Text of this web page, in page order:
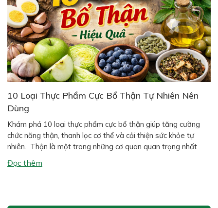
10 Loại Thực Phẩm Cực Bổ Thận Tự Nhiên Nên
Dùng
Khám phá 10 loại thực phẩm cực bổ thận giúp tăng cường
chức năng thận, thanh lọc cơ thể và cải thiện sức khỏe tự
nhiên. Thận là một trong những cơ quan quan trọng nhất
đào thải độc tố, cân bằng […]
Đọc thêm